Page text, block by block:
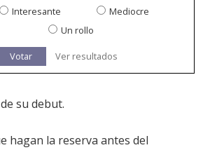
Interesante
Mediocre
Un rollo
Votar Ver resultados
su debut.
hagan la reserva antes del